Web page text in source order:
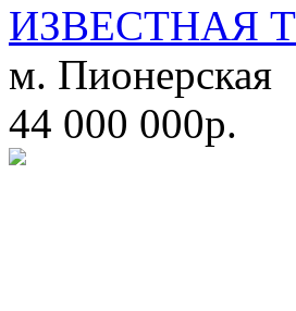
ИЗВЕСТНАЯ
м. Пионерская
44 000 000р.